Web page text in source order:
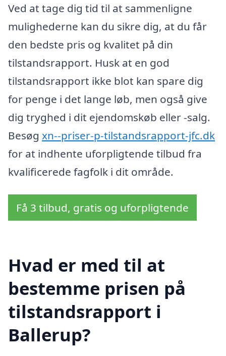
Ved at tage dig tid til at sammenligne
mulighederne kan du sikre dig, at du får
den bedste pris og kvalitet på din
tilstandsrapport. Husk at en god
tilstandsrapport ikke blot kan spare dig
for penge i det lange løb, men også give
dig tryghed i dit ejendomskøb eller -salg.
Besøg xn--priser-p-tilstandsrapport-jfc.dk
for at indhente uforpligtende tilbud fra
kvalificerede fagfolk i dit område.
Få 3 tilbud, gratis og uforpligtende
Hvad er med til at
bestemme prisen på
tilstandsrapport i
Ballerup?